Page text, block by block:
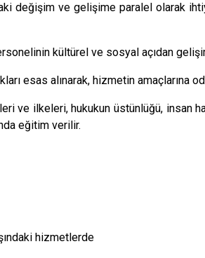
değişim ve gelişime paralel olarak
kültürel ve sosyal açıdan
esas alınarak, hizmetin amaçlarına
ve ilkeleri, hukukun üstünlüğü, insan
eğitim verilir.
hizmetlerde